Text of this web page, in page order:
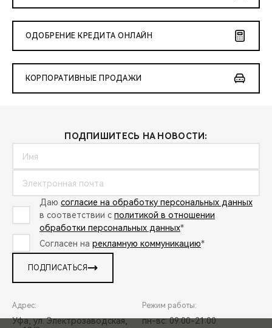
ОДОБРЕНИЕ КРЕДИТА ОНЛАЙН
КОРПОРАТИВНЫЕ ПРОДАЖИ
ПОДПИШИТЕСЬ НА НОВОСТИ:
Даю согласие на обработку персональных данных
в соответствии с политикой в отношении
обработки персональных данных*
Согласен на рекламную коммуникацию*
ПОДПИСАТЬСЯ
Адрес:
Уфа, ул. Электрозаводская,
Режим работы:
пн-вс: 09:00-21:00